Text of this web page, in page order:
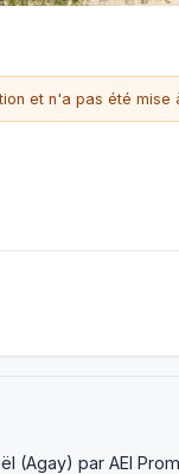
et n'a pas été mise
par AEI